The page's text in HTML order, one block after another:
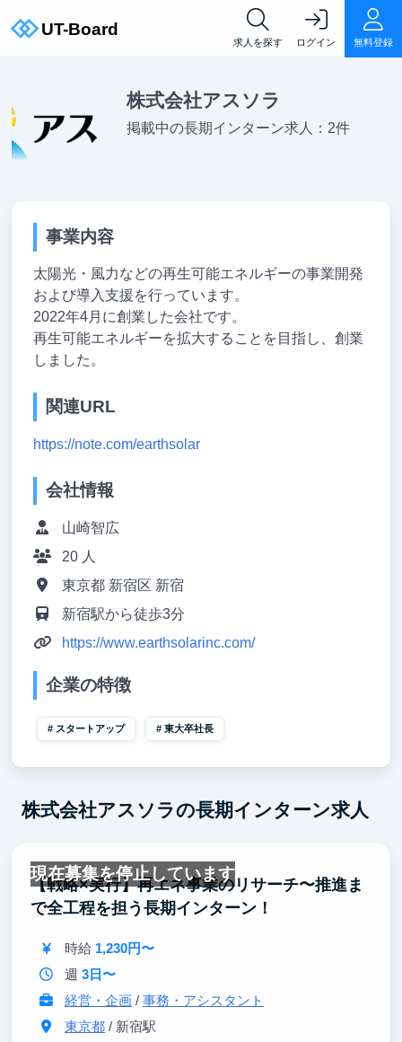
求人を探す ログイン 無料登録
株式会社アスソラ
掲載中の長期インターン求人：2件
事業内容
太陽光・風力などの再生可能エネルギーの事業開発
および導入支援を行っています。
2022年4月に創業した会社です。
再生可能エネルギーを拡大することを目指し、創業
しました。
関連URL
https://note.com/earthsolar
会社情報
山崎智広
20 人
東京都 新宿区 新宿
新宿駅から徒歩3分
https://www.earthsolarinc.com/
企業の特徴
スタートアップ 東大卒社長
株式会社アスソラの長期インターン求人
現在募集を停止しています
【戦略×実行】再エネ事業のリサーチ〜推進ま
で全工程を担う長期インターン！
時給 1,230円〜
週 3日〜
経営・企画/ 事務・アシスタント
東京都/ 新宿駅